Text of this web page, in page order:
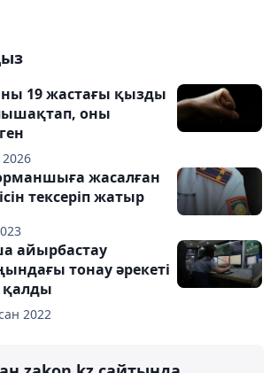
19 жастағы қызды
оны
жасалған
тексеріп жатыр
2022
айырбастау
тонау әрекеті
қалды